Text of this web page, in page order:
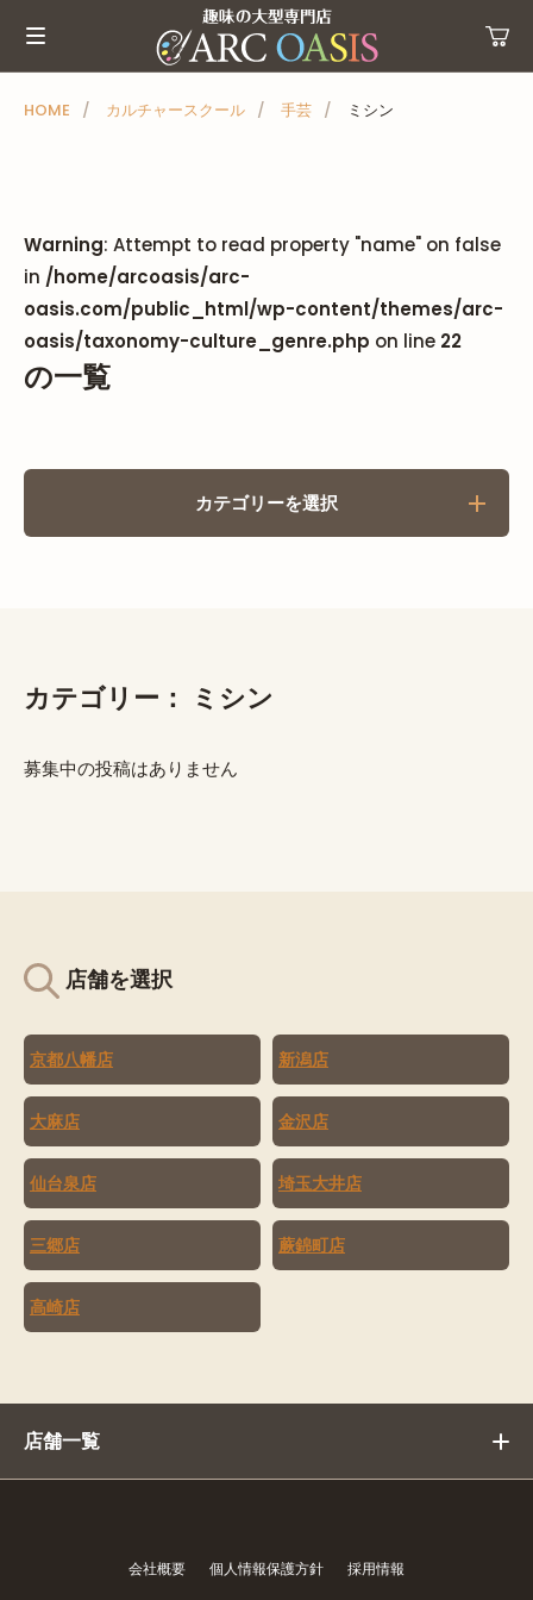
ュ
HOME カルチャースクール 手芸 ミシン
Warning: Attempt to read property "name" on false
in /home/arcoasis/arc-
oasis.com/public_html/wp-content/themes/arc-
oasis/taxonomy-culture_genre.php on line 22
の一覧
カテゴリーを選択
カテゴリー： ミシン
募集中の投稿はありません
店舗を選択
京都八幡店 新潟店
大麻店 金沢店
仙台泉店 埼玉大井店
三郷店 蕨錦町店
高崎店
店舗一覧
会社概要 個人情報保護方針 採用情報